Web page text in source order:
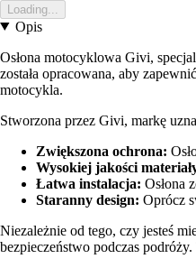
Loading...
Opis
Osłona motocyklowa Givi,
została opracowana, aby
motocykla.
Stworzona przez Givi, markę
Zwiększona ochrona:
Wysokiej jakości
Łatwa instalacja: Osłona
Staranny design: Oprócz
Niezależnie od tego, czy jesteś
bezpieczeństwo podczas